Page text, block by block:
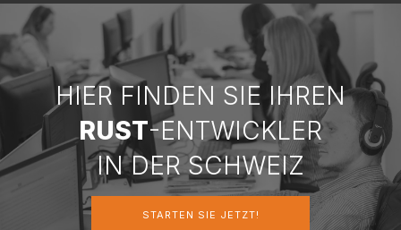
ÜBER UNS
EXPERTISE
WIE FUNKTIONIERT ES?
KARRIERE
FINDEN
SCHWEIZ
STARTEN SIE JETZT
HIER FINDEN SIE IHREN
RUST-ENTWICKLER
IN DER SCHWEIZ
STARTEN SIE JETZT!